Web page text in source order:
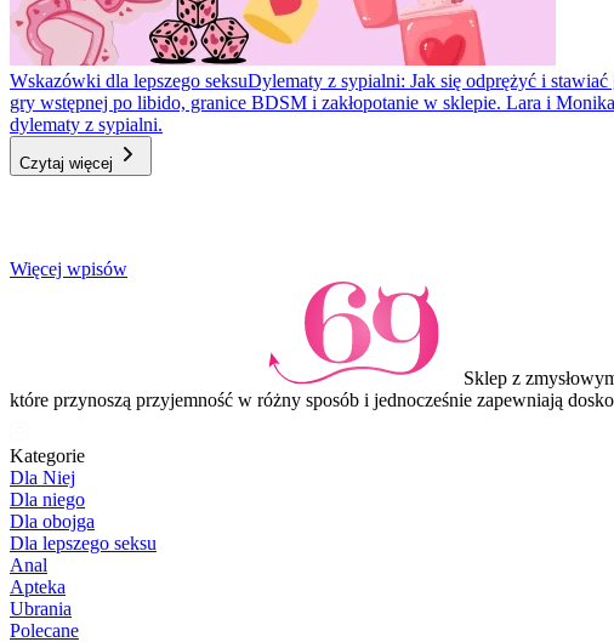
Wskazówki dla lepszego seksuDylematy z sypialni: Jak się odprężyć i stawiać
gry wstępnej po libido, granice BDSM i zakłopotanie w sklepie. Lara i
dylematy z sypialni.
Czytaj więcej
Item
Więcej wpisów
Sklep z
które przynoszą przyjemność w różny sposób i jednocześnie zapewniają
Kategorie
Dla Niej
Dla niego
Dla obojga
Dla lepszego seksu
Anal
Apteka
Ubrania
Polecane